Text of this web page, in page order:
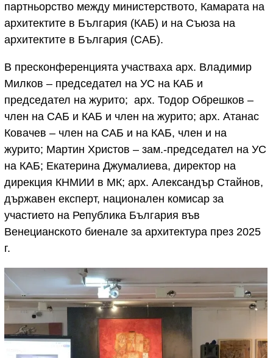
партньорство между министерството, Камарата на
архитектите в България (КАБ) и на Съюза на
архитектите в България (САБ).
В пресконференцията участваха арх. Владимир
Милков – председател на УС на КАБ и
председател на журито; арх. Тодор Обрешков –
член на САБ и КАБ и член на журито; арх. Атанас
Ковачев – член на САБ и на КАБ, член и на
журито; Мартин Христов – зам.-председател на УС
на КАБ; Екатерина Джумалиева, директор на
дирекция КНМИИ в МК; арх. Александър Стайнов,
държавен експерт, национален комисар за
участието на Република България във
Венецианското биенале за архитектура през 2025
г.